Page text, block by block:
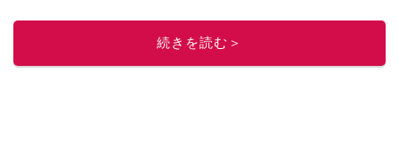
ニュースでフォロー
続きを読む＞